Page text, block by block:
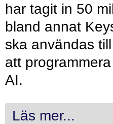
har tagit in 50
bland annat
ska användas
att
AI.
Läs mer...